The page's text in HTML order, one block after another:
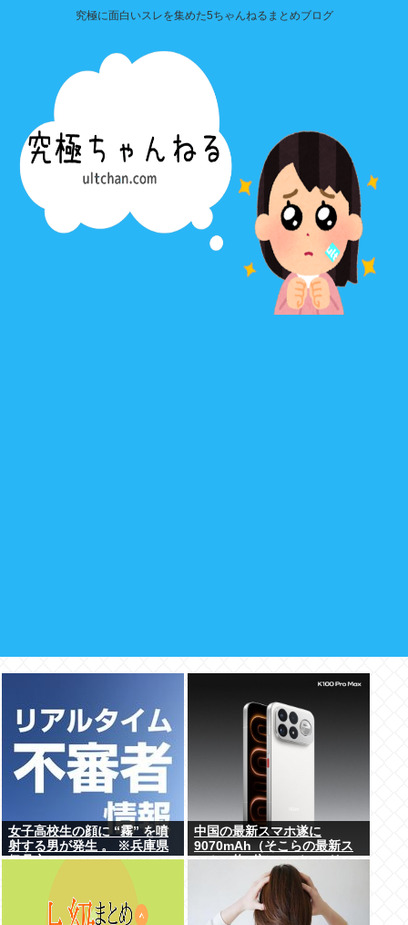
究極に面白いスレを集めた5ちゃんねるまとめブログ
女子高校生の顔に “霧” を噴
射する男が発生 。 ※兵庫県
伊丹市
中国の最新スマホ遂に
9070mAh（そこらの最新ス
マホの約2倍）のバッテリー
を積んでしまうwww